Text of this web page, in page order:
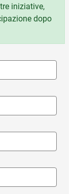
iniziative,
dopo